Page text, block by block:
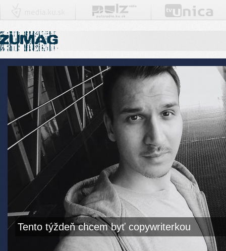
Tento týždeň chcem byť copywriterkou